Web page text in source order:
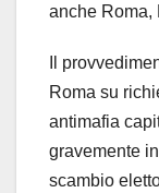
anche Roma,
Il
Roma su
antimafia
gravemente
scambio